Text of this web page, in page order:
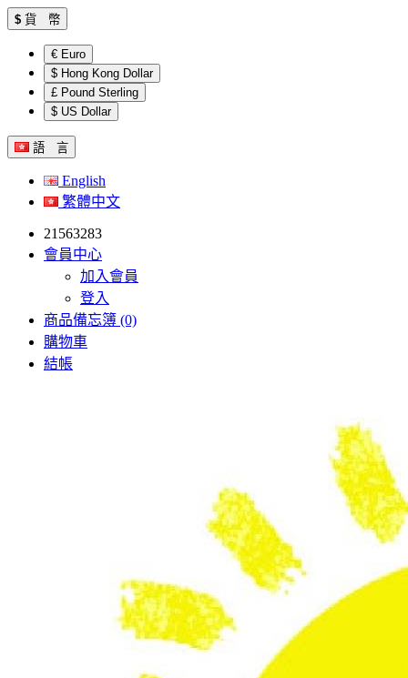
$ 貨 幣
€ Euro
$ Hong Kong Dollar
£ Pound Sterling
$ US Dollar
語 言
English
繁體中文
21563283
會員中心
加入會員
登入
商品備忘簿 (0)
購物車
結帳